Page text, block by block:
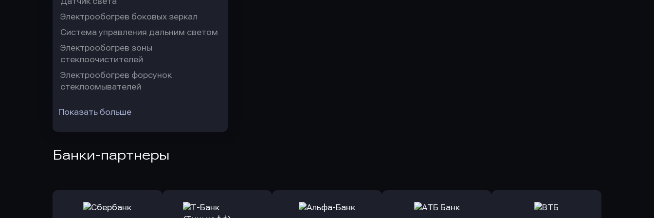
Электрообогрев боковых зеркал
Система управления дальним светом
Электрообогрев зоны
стеклоочистителей
Электрообогрев форсунок
стеклоомывателей
Показать больше
Банки-партнеры